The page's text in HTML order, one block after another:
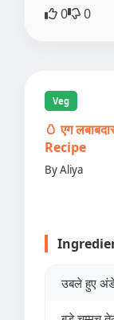
0 0
Veg
🥚 एग
Recipe
By Aliya
उबले हुए